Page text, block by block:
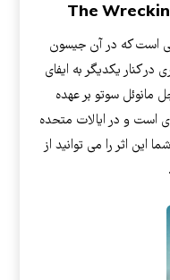
است که در آن جیسون
کنار یکدیگر به ایفای
مانوئل سوتو بر عهده
است و در ایالات متحده
این اثر را می توانید از